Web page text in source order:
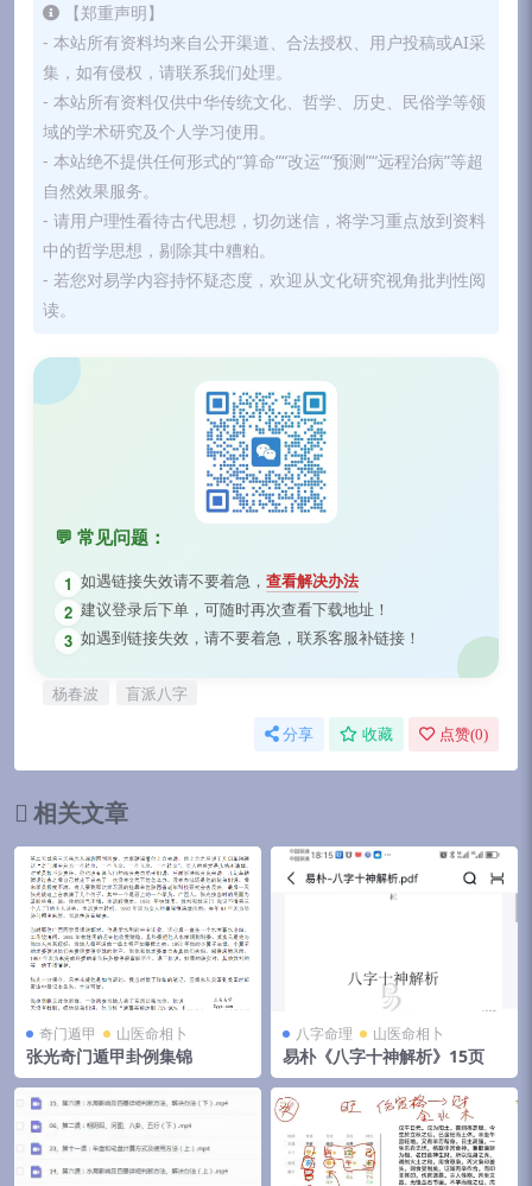
【郑重声明】
- 本站所有资料均来自公开渠道、合法授权、用户投稿或AI采
集，如有侵权，请联系我们处理。
- 本站所有资料仅供中华传统文化、哲学、历史、民俗学等领
域的学术研究及个人学习使用。
- 本站绝不提供任何形式的“算命”“改运”“预测”“远程治病”等超
自然效果服务。
- 请用户理性看待古代思想，切勿迷信，将学习重点放到资料
中的哲学思想，剔除其中糟粕。
- 若您对易学内容持怀疑态度，欢迎从文化研究视角批判性阅
读。
💬 常见问题：
1 如遇链接失效请不要着急， 查看解决办法
2 建议登录后下单，可随时再次查看下载地址！
3 如遇到链接失效，请不要着急，联系客服补链接！
杨春波 盲派八字
分享 收藏 点赞(0)
相关文章
奇门遁甲 山医命相卜
张光奇门遁甲卦例集锦
八字命理 山医命相卜
易朴《八字十神解析》15页